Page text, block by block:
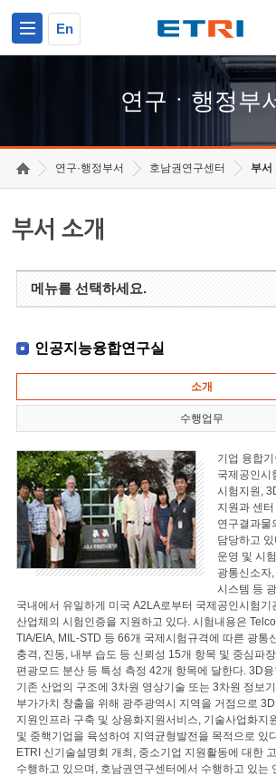
En
연구ㆍ행정부
연구·행정부서 호남권연구센터 부서
부서 소개
메뉴를 선택하세요.
인공지능융합연구실
소개
수행업무
기업 융합
국제공인시
시험지원,
지원과 센
연구결과물
담당하고
운영 및 시
광통신소자
시스템 등
국내에서 유일하게 미국 A2LA로부터 국제공인시험기
산업체의 시험인증을 지원하고 있다. 시험내용은
TIA/EIA, MIL-STD 등 66개 국제시험규격에 따른 광통
충격, 진동, 내부 습도 등 신뢰성 15개 항목 및 중심파
편광모드 분산 등 특성 측정 42개 항목에 달한다. 3D
기존 산업의 구조에 3차원 영상기술 또는 3차원 정보
부가가치 창출을 위해 광주광역시 지역을 거점으로
지원인프라 구축 및 상용화지원서비스, 기술사업화지
및 중핵기업을 육성하여 지역균형발전을 목적으로 있
ETRI 신기술설명회 개최, 중소기업 지원활동에 대한
수행하고 있으며, 호남권연구센터에서 수행하고 있는